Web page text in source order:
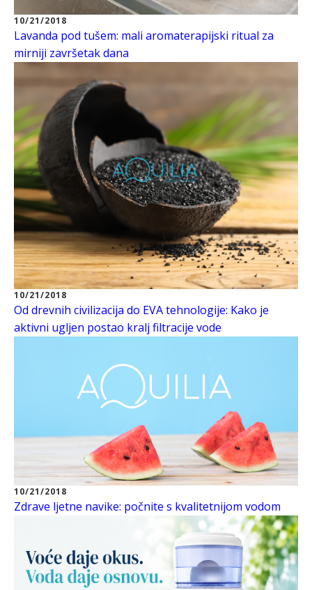
10/21/2018
Lavanda pod tušem: mali aromaterapijski ritual za
mirniji završetak dana
10/21/2018
Od drevnih civilizacija do EVA tehnologije: Kako je
aktivni ugljen postao kralj filtracije vode
10/21/2018
Zdrave ljetne navike: počnite s kvalitetnijom vodom